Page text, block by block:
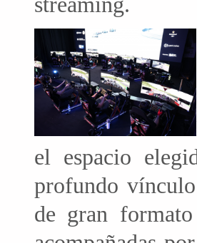
el espacio
profundo
de gran